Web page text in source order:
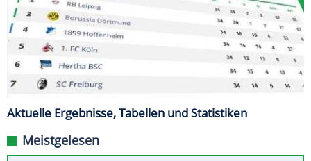
Aktuelle Ergebnisse, Tabellen und Statistiken
Meistgelesen